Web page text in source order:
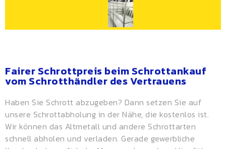
Fairer Schrottpreis beim Schrottankauf
vom Schrotthändler des Vertrauens
Haben Sie Schrott abzugeben? Dann setzen Sie auf
unsere Schrottabholung in der Nähe, die kostenlos ist.
Wir können das Altmetall und andere Schrottarten
schnell abholen und verladen. Gerade gewerbliche